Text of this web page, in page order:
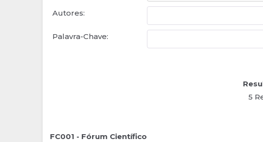
Autores:
Palavra-Chave:
5
FC001 - Fórum Científico